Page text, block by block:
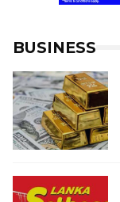
BUSINESS